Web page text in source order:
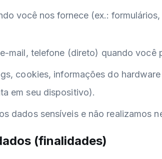
você nos fornece (ex.:
mail, telefone (direto) quando
cookies, informações do
em seu dispositivo).
dados sensíveis e não realizamos
(finalidades)